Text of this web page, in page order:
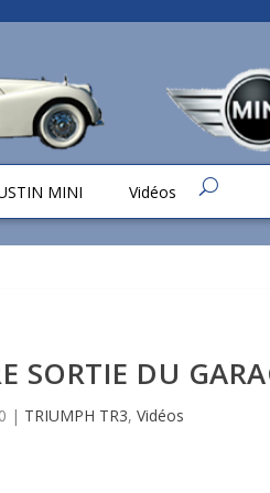
MINI Vidéos
SORTIE DU
| TRIUMPH TR3,Vidéos